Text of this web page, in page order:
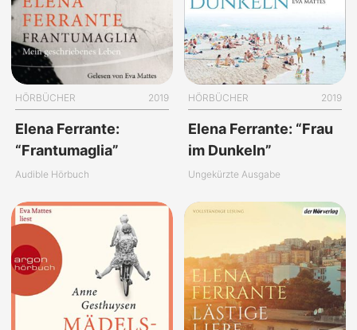
HÖRBÜCHER 2019
Elena Ferrante:
“Frantumaglia”
Audible Hörbuch
HÖRBÜCHER 2019
Elena Ferrante: “Frau
im Dunkeln”
Ungekürzte Ausgabe